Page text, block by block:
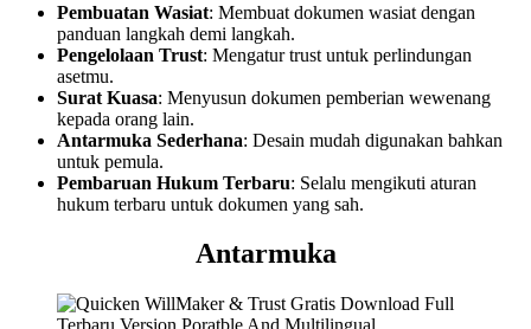
Pembuatan Wasiat: Membuat dokumen wasiat dengan
panduan langkah demi langkah.
Pengelolaan Trust: Mengatur trust untuk perlindungan
asetmu.
Surat Kuasa: Menyusun dokumen pemberian wewenang
kepada orang lain.
Antarmuka Sederhana: Desain mudah digunakan bahkan
untuk pemula.
Pembaruan Hukum Terbaru: Selalu mengikuti aturan
hukum terbaru untuk dokumen yang sah.
Antarmuka